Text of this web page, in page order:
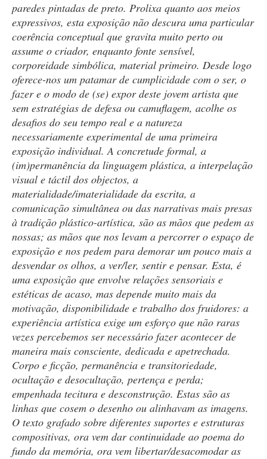
paredes pintadas de preto. Prolixa quanto aos meios
expressivos, esta exposição não descura uma particular
coerência conceptual que gravita muito perto ou
assume o criador, enquanto fonte sensível,
corporeidade simbólica, material primeiro. Desde logo
oferece-nos um patamar de cumplicidade com o ser, o
fazer e o modo de (se) expor deste jovem artista que
sem estratégias de defesa ou camuflagem, acolhe os
desafios do seu tempo real e a natureza
necessariamente experimental de uma primeira
exposição individual. A concretude formal, a
(im)permanência da linguagem plástica, a interpelação
visual e táctil dos objectos, a
materialidade/imaterialidade da escrita, a
comunicação simultânea ou das narrativas mais presas
à tradição plástico-artística, são as mãos que pedem as
nossas; as mãos que nos levam a percorrer o espaço de
exposição e nos pedem para demorar um pouco mais a
desvendar os olhos, a ver/ler, sentir e pensar. Esta, é
uma exposição que envolve relações sensoriais e
estéticas de acaso, mas depende muito mais da
motivação, disponibilidade e trabalho dos fruidores: a
experiência artística exige um esforço que não raras
vezes percebemos ser necessário fazer acontecer de
maneira mais consciente, dedicada e apetrechada.
Corpo e ficção, permanência e transitoriedade,
ocultação e desocultação, pertença e perda;
empenhada tecitura e desconstrução. Estas são as
linhas que cosem o desenho ou alinhavam as imagens.
O texto grafado sobre diferentes suportes e estruturas
compositivas, ora vem dar continuidade ao poema do
fundo da memória, ora vem libertar/desacomodar as